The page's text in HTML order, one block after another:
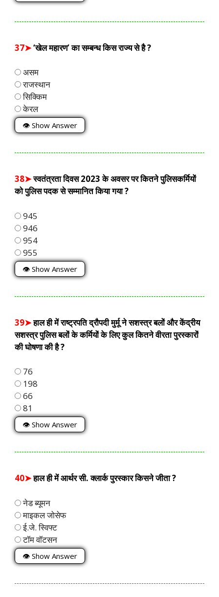
37➤‘खेल महारण’ का सम्बन्ध किस राज्य से है ?
असम
राजस्थान
सिक्किम
केरल
👁 Show Answer
38➤स्वतंत्रता दिवस 2023 के अवसर पर कितने पुलिसकर्मियों
को पुलिस पदक से सम्मानित किया गया ?
945
946
954
955
👁 Show Answer
39➤हाल ही में राष्ट्रपति द्रौपदी मुर्मू ने सशस्त्र बलों और केंद्रीय
सशस्त्र पुलिस बलों के कर्मियों के लिए कुल कितने वीरता पुरस्कारों
की घोषणा की है ?
76
198
66
81
👁 Show Answer
40➤हाल ही में आर्थर सी. क्लार्क पुरस्कार किसने जीता ?
नेड ब्यूमन
माइकल जोसेफ
ई.जे. स्विफ्ट
टॉम वॉटसन
👁 Show Answer